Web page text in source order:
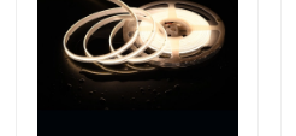
Richieda una citazione